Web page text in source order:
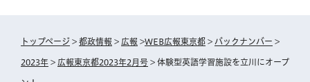
トップページ > 都政情報 > 広報 >WEB広報東京都 > バックナンバー >
2023年 > 広報東京都2023年2月号 > 体験型英語学習施設を立川にオープ